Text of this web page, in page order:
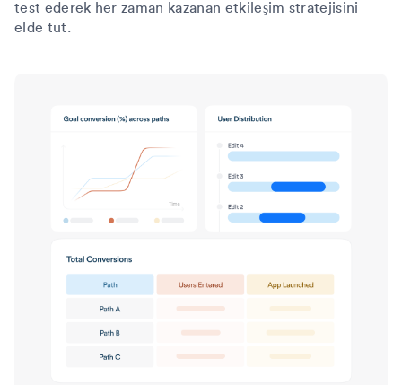
test ederek her zaman kazanan etkileşim stratejisini
elde tut.